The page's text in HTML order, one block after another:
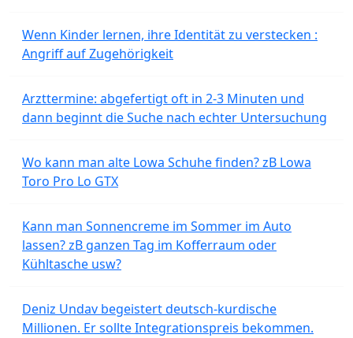
Wenn Kinder lernen, ihre Identität zu verstecken :
Angriff auf Zugehörigkeit
Arzttermine: abgefertigt oft in 2-3 Minuten und
dann beginnt die Suche nach echter Untersuchung
Wo kann man alte Lowa Schuhe finden? zB Lowa
Toro Pro Lo GTX
Kann man Sonnencreme im Sommer im Auto
lassen? zB ganzen Tag im Kofferraum oder
Kühltasche usw?
Deniz Undav begeistert deutsch-kurdische
Millionen. Er sollte Integrationspreis bekommen.